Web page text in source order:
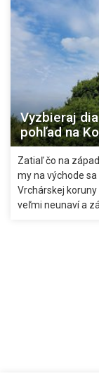
Vyzbieraj
pohľad na
Zatiaľ čo na
my na východe
Vrchárskej
veľmi neunaví a